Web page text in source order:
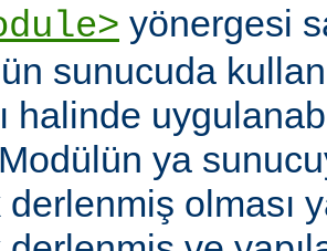
yönergesi
sunucuda
halinde
ya
derlenmiş olması